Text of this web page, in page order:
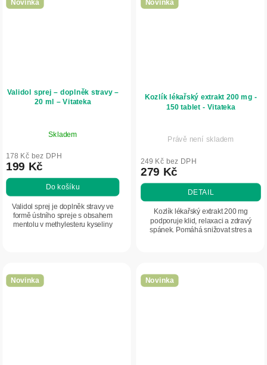
Novinka
Validol sprej – doplněk stravy –
20 ml – Vitateka
Skladem
178 Kč bez DPH
199 Kč
Do košíku
Validol sprej je doplněk stravy ve
formě ústního spreje s obsahem
mentolu v methylesteru kyseliny
Novinka
Kozlík lékařský extrakt 200 mg -
150 tablet - Vitateka
Právě není skladem
249 Kč bez DPH
279 Kč
DETAIL
Kozlík lékařský extrakt 200 mg
podporuje klid, relaxaci a zdravý
spánek. Pomáhá snižovat stres a
Novinka Novinka